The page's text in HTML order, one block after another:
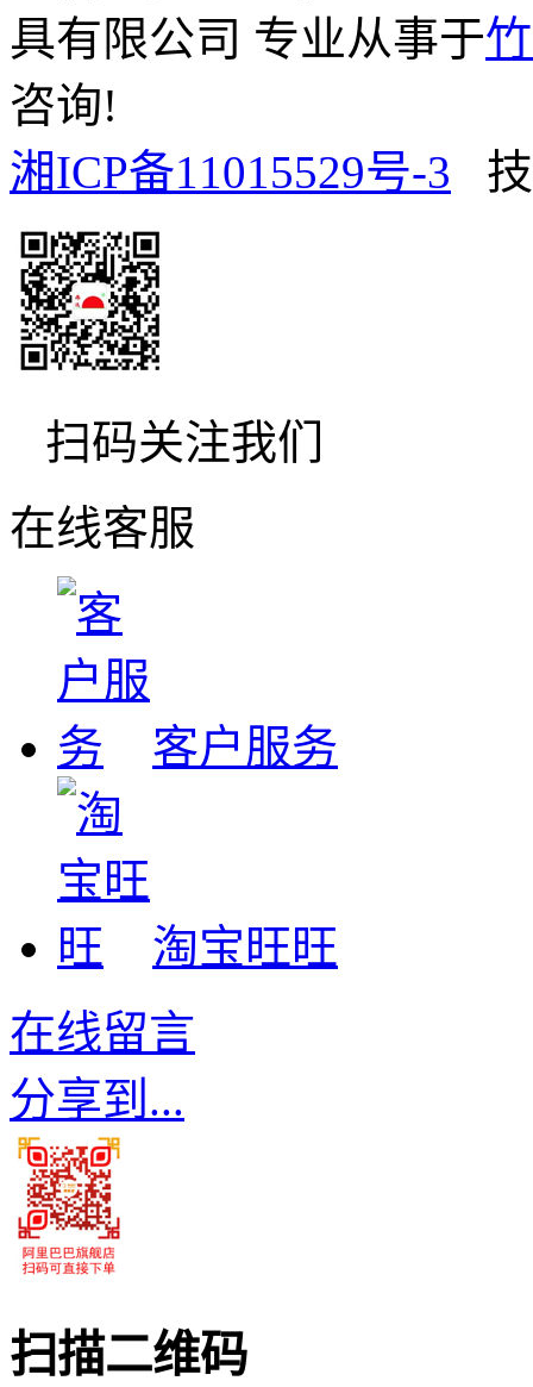
具有限公司 专业从事于
咨询!
湘ICP备11015529号-3
扫码关注我们
在线客服
客户服务
淘宝旺旺
在线留言
分享到...
扫描二维码